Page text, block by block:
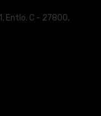
Entlo. C - 27800,